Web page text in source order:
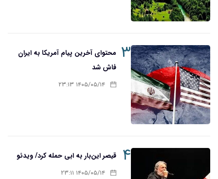
۳ محتوای آخرین پیام آمریکا به ایران
فاش شد
۱۴۰۵/۰۵/۱۴ ۲۳:۱۳
۴ قیصر این‌بار به ابی حمله کرد/ ویدئو
۱۴۰۵/۰۵/۱۴ ۲۳:۱۱